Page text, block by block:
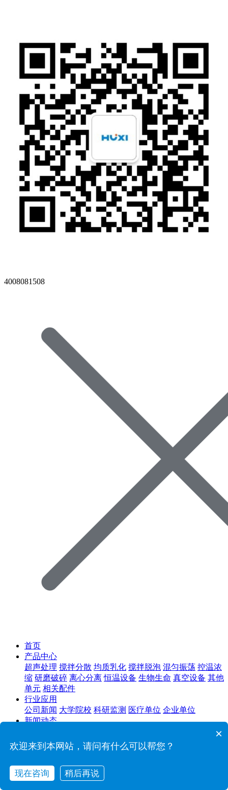
4008081508
首页
产品中心
超声处理 搅拌分散 均质乳化 搅拌脱泡 混匀振荡 控温浓
缩 研磨破碎 离心分离 恒温设备 生物生命 真空设备 其他
单元 相关配件
行业应用
公司新闻 大学院校 科研监测 医疗单位 企业单位
新闻动态
下载中心
售后服务
公司简介
荣誉资质 工厂实力
×
欢迎来到本网站，请问有什么可以帮您？
现在咨询 稍后再说
在线咨询 拨打电话